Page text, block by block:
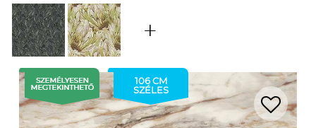
106 CM
SZÉLES